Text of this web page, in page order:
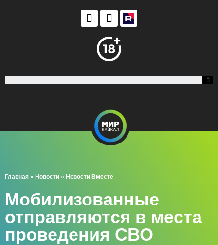
Главная » Новости » Новости Вместе
Мобилизованные
отправляются в места
проведения СВО